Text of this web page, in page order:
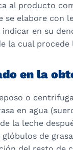
al producto
se elabore con
en su
la cual
en la
o
en agua
la leche
de